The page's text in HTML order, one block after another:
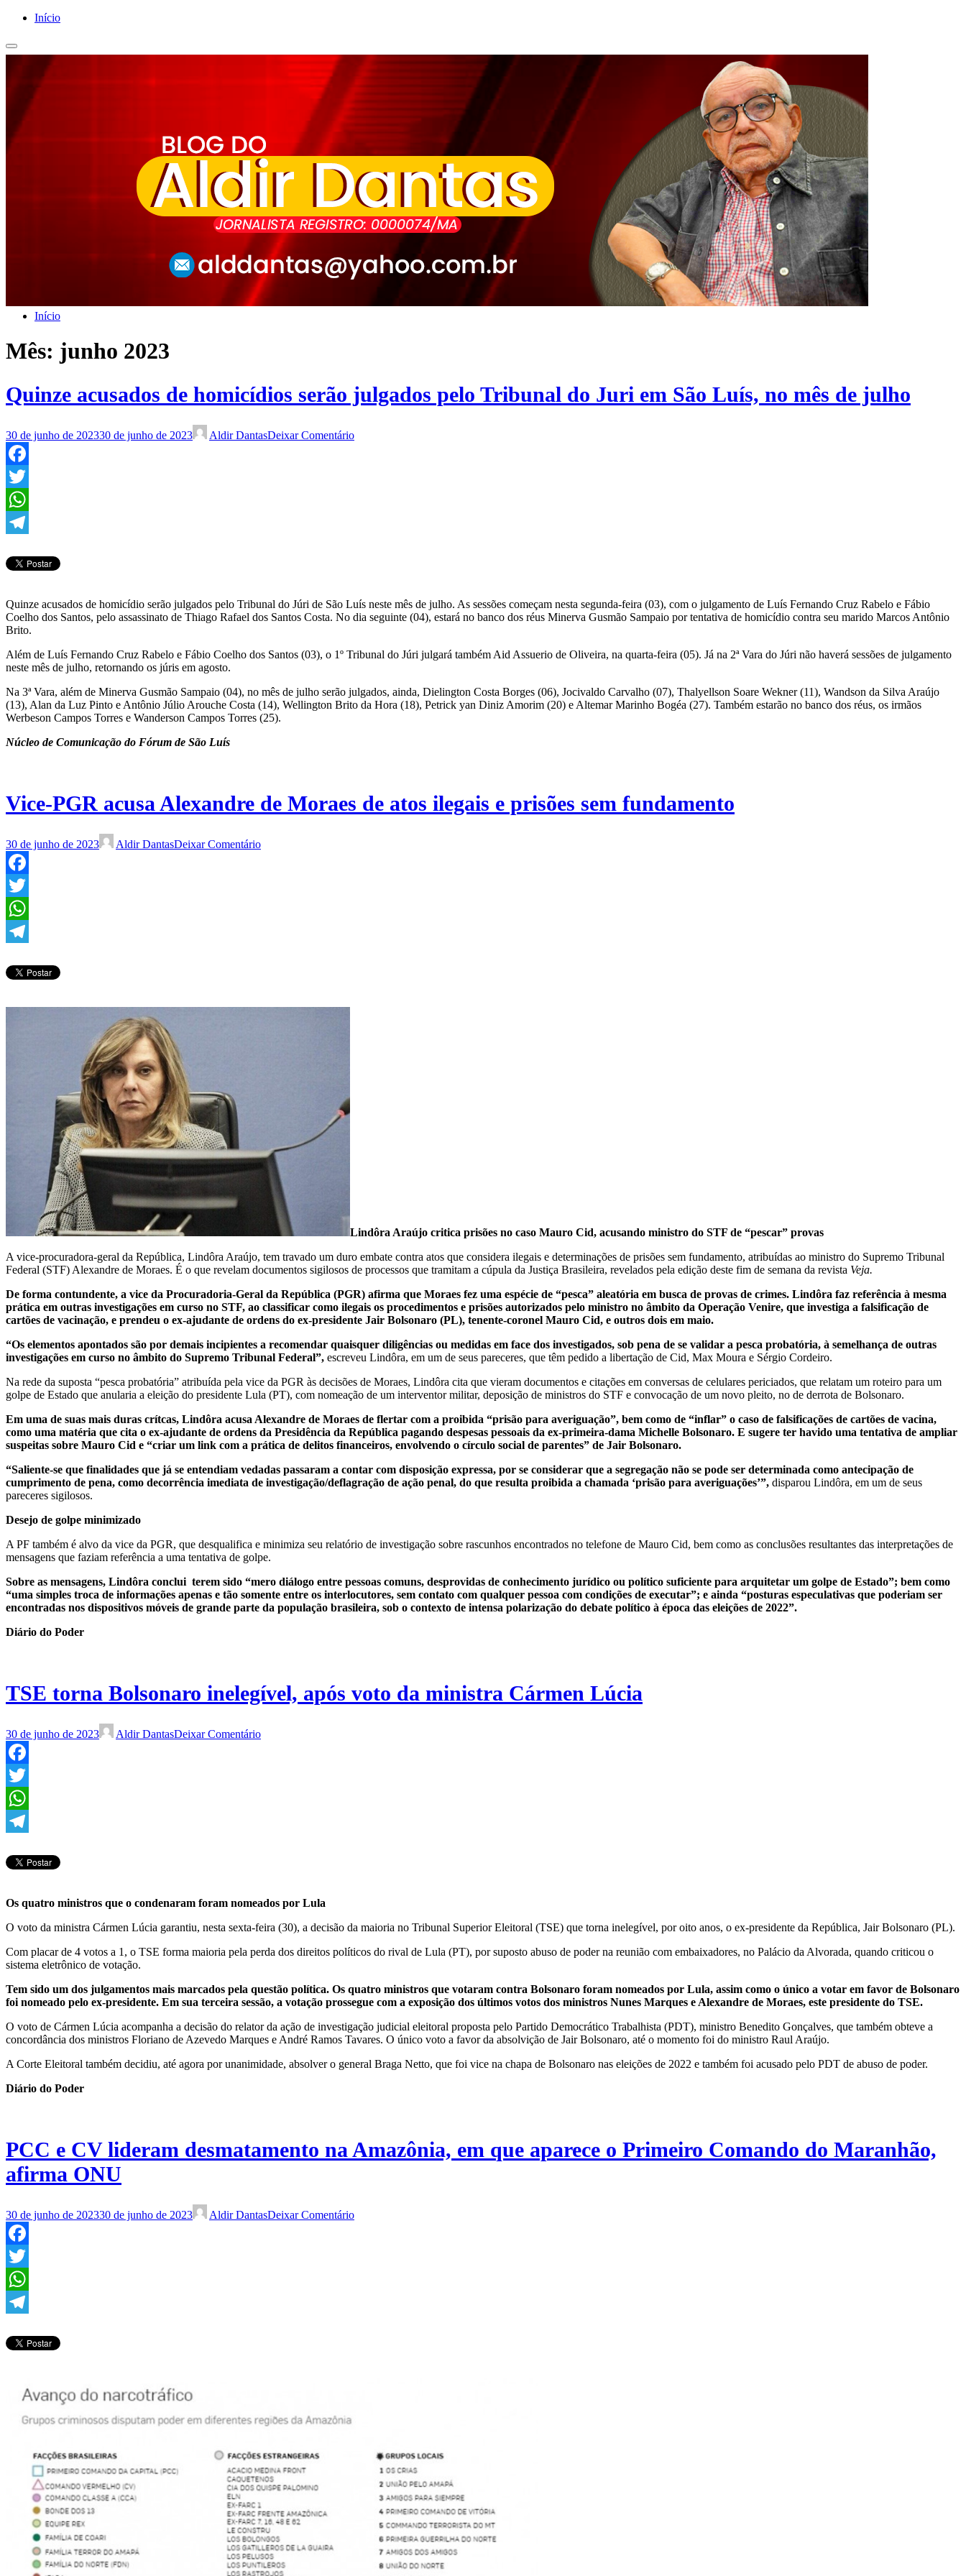
Início
Início
Mês: junho 2023
Quinze acusados de homicídios serão julgados pelo Tribunal do Juri em São Luís, no mês de julho
30 de junho de 202330 de junho de 2023 Aldir DantasDeixar Comentário
Facebook
Twitter
WhatsApp
Quinze acusados de homicídio serão julgados pelo Tribunal do Júri de São Luís neste mês de julho. As sessões começam nesta segunda-feira (03), com o julgamento de Luís Fernando Cruz Rabelo e Fábio
Coelho dos Santos, pelo assassinato de Thiago Rafael dos Santos Costa. No dia seguinte (04), estará no banco dos réus Minerva Gusmão Sampaio por tentativa de homicídio contra seu marido Marcos Antônio
Brito.
Além de Luís Fernando Cruz Rabelo e Fábio Coelho dos Santos (03), o 1º Tribunal do Júri julgará também Aid Assuerio de Oliveira, na quarta-feira (05). Já na 2ª Vara do Júri não haverá sessões de julgamento
neste mês de julho, retornando os júris em agosto.
Na 3ª Vara, além de Minerva Gusmão Sampaio (04), no mês de julho serão julgados, ainda, Dielington Costa Borges (06), Jocivaldo Carvalho (07), Thalyellson Soare Wekner (11), Wandson da Silva Araújo
(13), Alan da Luz Pinto e Antônio Júlio Arouche Costa (14), Wellington Brito da Hora (18), Petrick yan Diniz Amorim (20) e Altemar Marinho Bogéa (27). Também estarão no banco dos réus, os irmãos
Werbeson Campos Torres e Wanderson Campos Torres (25).
Núcleo de Comunicação do Fórum de São Luís
Vice-PGR acusa Alexandre de Moraes de atos ilegais e prisões sem fundamento
30 de junho de 2023 Aldir DantasDeixar Comentário
Facebook
Twitter
WhatsApp
Lindôra Araújo critica prisões no caso Mauro Cid, acusando ministro do STF de “pescar” provas
A vice-procuradora-geral da República, Lindôra Araújo, tem travado um duro embate contra atos que considera ilegais e determinações de prisões sem fundamento, atribuídas ao ministro do Supremo Tribunal
Federal (STF) Alexandre de Moraes. É o que revelam documentos sigilosos de processos que tramitam a cúpula da Justiça Brasileira, revelados pela edição deste fim de semana da revista Veja.
De forma contundente, a vice da Procuradoria-Geral da República (PGR) afirma que Moraes fez uma espécie de “pesca” aleatória em busca de provas de crimes. Lindôra faz referência à mesma
prática em outras investigações em curso no STF, ao classificar como ilegais os procedimentos e prisões autorizados pelo ministro no âmbito da Operação Venire, que investiga a falsificação de
cartões de vacinação, e prendeu o ex-ajudante de ordens do ex-presidente Jair Bolsonaro (PL), tenente-coronel Mauro Cid, e outros dois em maio.
“Os elementos apontados são por demais incipientes a recomendar quaisquer diligências ou medidas em face dos investigados, sob pena de se validar a pesca probatória, à semelhança de outras
investigações em curso no âmbito do Supremo Tribunal Federal”, escreveu Lindôra, em um de seus pareceres, que têm pedido a libertação de Cid, Max Moura e Sérgio Cordeiro.
Na rede da suposta “pesca probatória” atribuída pela vice da PGR às decisões de Moraes, Lindôra cita que vieram documentos e citações em conversas de celulares periciados, que relatam um roteiro para um
golpe de Estado que anularia a eleição do presidente Lula (PT), com nomeação de um interventor militar, deposição de ministros do STF e convocação de um novo pleito, no de derrota de Bolsonaro.
Em uma de suas mais duras crítcas, Lindôra acusa Alexandre de Moraes de flertar com a proibida “prisão para averiguação”, bem como de “inflar” o caso de falsificações de cartões de vacina,
como uma matéria que cita o ex-ajudante de ordens da Presidência da República pagando despesas pessoais da ex-primeira-dama Michelle Bolsonaro. E sugere ter havido uma tentativa de ampliar
suspeitas sobre Mauro Cid e “criar um link com a prática de delitos financeiros, envolvendo o círculo social de parentes” de Jair Bolsonaro.
“Saliente-se que finalidades que já se entendiam vedadas passaram a contar com disposição expressa, por se considerar que a segregação não se pode ser determinada como antecipação de
cumprimento de pena, como decorrência imediata de investigação/deflagração de ação penal, do que resulta proibida a chamada ‘prisão para averiguações’”, disparou Lindôra, em um de seus
pareceres sigilosos.
Desejo de golpe minimizado
A PF também é alvo da vice da PGR, que desqualifica e minimiza seu relatório de investigação sobre rascunhos encontrados no telefone de Mauro Cid, bem como as conclusões resultantes das interpretações de
mensagens que faziam referência a uma tentativa de golpe.
Sobre as mensagens, Lindôra conclui terem sido “mero diálogo entre pessoas comuns, desprovidas de conhecimento jurídico ou político suficiente para arquitetar um golpe de Estado”; bem como
“uma simples troca de informações apenas e tão somente entre os interlocutores, sem contato com qualquer pessoa com condições de executar”; e ainda “posturas especulativas que poderiam ser
encontradas nos dispositivos móveis de grande parte da população brasileira, sob o contexto de intensa polarização do debate político à época das eleições de 2022”.
Diário do Poder
TSE torna Bolsonaro inelegível, após voto da ministra Cármen Lúcia
30 de junho de 2023 Aldir DantasDeixar Comentário
Facebook
Twitter
WhatsApp
Os quatro ministros que o condenaram foram nomeados por Lula
O voto da ministra Cármen Lúcia garantiu, nesta sexta-feira (30), a decisão da maioria no Tribunal Superior Eleitoral (TSE) que torna inelegível, por oito anos, o ex-presidente da República, Jair Bolsonaro (PL).
Com placar de 4 votos a 1, o TSE forma maioria pela perda dos direitos políticos do rival de Lula (PT), por suposto abuso de poder na reunião com embaixadores, no Palácio da Alvorada, quando criticou o
sistema eletrônico de votação.
Tem sido um dos julgamentos mais marcados pela questão política. Os quatro ministros que votaram contra Bolsonaro foram nomeados por Lula, assim como o único a votar em favor de Bolsonaro
foi nomeado pelo ex-presidente. Em sua terceira sessão, a votação prossegue com a exposição dos últimos votos dos ministros Nunes Marques e Alexandre de Moraes, este presidente do TSE.
O voto de Cármen Lúcia acompanha a decisão do relator da ação de investigação judicial eleitoral proposta pelo Partido Democrático Trabalhista (PDT), ministro Benedito Gonçalves, que também obteve a
concordância dos ministros Floriano de Azevedo Marques e André Ramos Tavares. O único voto a favor da absolvição de Jair Bolsonaro, até o momento foi do ministro Raul Araújo.
A Corte Eleitoral também decidiu, até agora por unanimidade, absolver o general Braga Netto, que foi vice na chapa de Bolsonaro nas eleições de 2022 e também foi acusado pelo PDT de abuso de poder.
Diário do Poder
PCC e CV lideram desmatamento na Amazônia, em que aparece o Primeiro Comando do Maranhão,
afirma ONU
30 de junho de 202330 de junho de 2023 Aldir DantasDeixar Comentário
Facebook
Twitter
WhatsApp